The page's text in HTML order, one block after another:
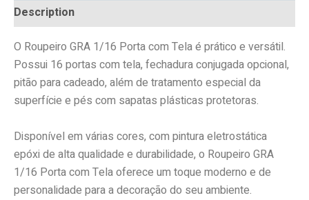
Description
O Roupeiro GRA 1/16 Porta com Tela é prático e versátil.
Possui 16 portas com tela, fechadura conjugada opcional,
pitão para cadeado, além de tratamento especial da
superfície e pés com sapatas plásticas protetoras.
Disponível em várias cores, com pintura eletrostática
epóxi de alta qualidade e durabilidade, o Roupeiro GRA
1/16 Porta com Tela oferece um toque moderno e de
personalidade para a decoração do seu ambiente.